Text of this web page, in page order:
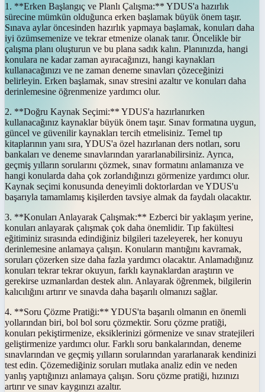
1. **Erken Başlangıç ve Planlı Çalışma:** YDUS'a hazırlık
sürecine mümkün olduğunca erken başlamak büyük önem taşır.
Sınava aylar öncesinden hazırlık yapmaya başlamak, konuları daha
iyi özümsemenize ve tekrar etmenize olanak tanır. Öncelikle bir
çalışma planı oluşturun ve bu plana sadık kalın. Planınızda, hangi
konulara ne kadar zaman ayıracağınızı, hangi kaynakları
kullanacağınızı ve ne zaman deneme sınavları çözeceğinizi
belirleyin. Erken başlamak, sınav stresini azaltır ve konuları daha
derinlemesine öğrenmenize yardımcı olur.
2. **Doğru Kaynak Seçimi:** YDUS'a hazırlanırken
kullanacağınız kaynaklar büyük önem taşır. Sınav formatına uygun,
güncel ve güvenilir kaynakları tercih etmelisiniz. Temel tıp
kitaplarının yanı sıra, YDUS'a özel hazırlanan ders notları, soru
bankaları ve deneme sınavlarından yararlanabilirsiniz. Ayrıca,
geçmiş yılların sorularını çözmek, sınav formatını anlamanıza ve
hangi konularda daha çok zorlandığınızı görmenize yardımcı olur.
Kaynak seçimi konusunda deneyimli doktorlardan ve YDUS'u
başarıyla tamamlamış kişilerden tavsiye almak da faydalı olacaktır.
3. **Konuları Anlayarak Çalışmak:** Ezberci bir yaklaşım yerine,
konuları anlayarak çalışmak çok daha önemlidir. Tıp fakültesi
eğitiminiz sırasında edindiğiniz bilgileri tazeleyerek, her konuyu
derinlemesine anlamaya çalışın. Konuların mantığını kavramak,
soruları çözerken size daha fazla yardımcı olacaktır. Anlamadığınız
konuları tekrar tekrar okuyun, farklı kaynaklardan araştırın ve
gerekirse uzmanlardan destek alın. Anlayarak öğrenmek, bilgilerin
kalıcılığını artırır ve sınavda daha başarılı olmanızı sağlar.
4. **Soru Çözme Pratiği:** YDUS'ta başarılı olmanın en önemli
yollarından biri, bol bol soru çözmektir. Soru çözme pratiği,
konuları pekiştirmenize, eksiklerinizi görmenize ve sınav stratejileri
geliştirmenize yardımcı olur. Farklı soru bankalarından, deneme
sınavlarından ve geçmiş yılların sorularından yararlanarak kendinizi
test edin. Çözemediğiniz soruları mutlaka analiz edin ve neden
yanlış yaptığınızı anlamaya çalışın. Soru çözme pratiği, hızınızı
artırır ve sınav kaygınızı azaltır.